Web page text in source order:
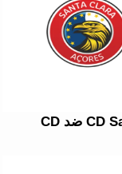
Primeira Liga: موعد مواجهة CD Santa Clara ضد CD